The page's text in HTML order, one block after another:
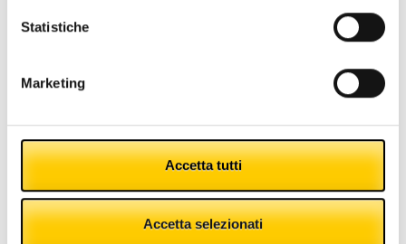
Statistiche
Marketing
Accetta tutti
Accetta selezionati
contanti non è necessario alcun supporto
fisico: carta, tessera o smartphone che
Monete e banconote hanno corso
commerciali non possono rifiutare i
pagamenti in denaro contante, a meno
che non sia stata concordata, in
precedenza, con il cliente una forma di